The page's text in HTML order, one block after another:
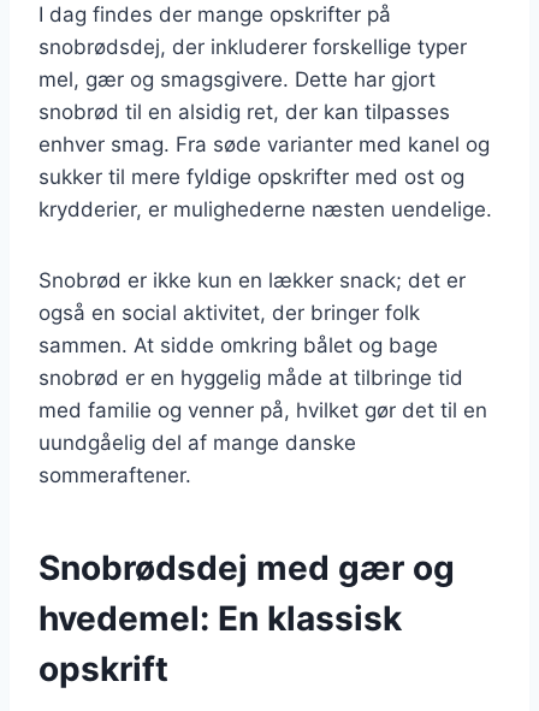
I dag findes der mange opskrifter på
snobrødsdej, der inkluderer forskellige typer
mel, gær og smagsgivere. Dette har gjort
snobrød til en alsidig ret, der kan tilpasses
enhver smag. Fra søde varianter med kanel og
sukker til mere fyldige opskrifter med ost og
krydderier, er mulighederne næsten uendelige.
Snobrød er ikke kun en lækker snack; det er
også en social aktivitet, der bringer folk
sammen. At sidde omkring bålet og bage
snobrød er en hyggelig måde at tilbringe tid
med familie og venner på, hvilket gør det til en
uundgåelig del af mange danske
sommeraftener.
Snobrødsdej med gær og
hvedemel: En klassisk
opskrift